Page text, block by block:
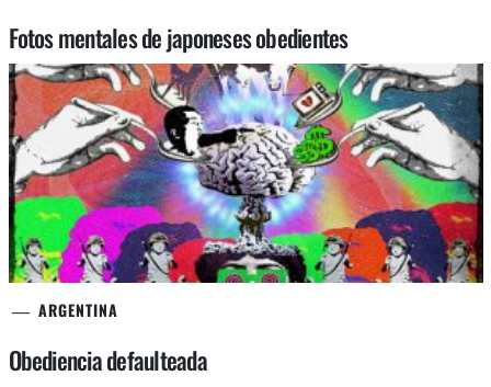
Fotos mentales de japoneses obedientes
ARGENTINA
Obediencia defaulteada